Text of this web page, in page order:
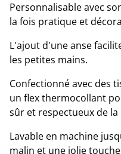
Personnalisable avec
la fois pratique et
L'ajout d'une anse
les petites mains.
Confectionné avec des
un flex thermocollant
sûr et respectueux de la
Lavable en machine
malin et une jolie